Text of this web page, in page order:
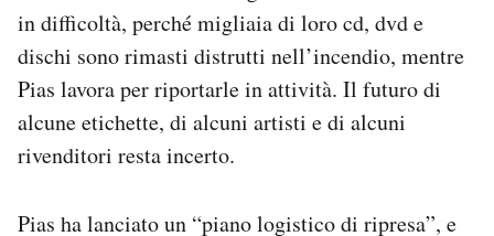
in difficoltà, perché migliaia di loro cd, dvd e
dischi sono rimasti distrutti nell’incendio, mentre
Pias lavora per riportarle in attività. Il futuro di
alcune etichette, di alcuni artisti e di alcuni
rivenditori resta incerto.
Pias ha lanciato un “piano logistico di ripresa”, e